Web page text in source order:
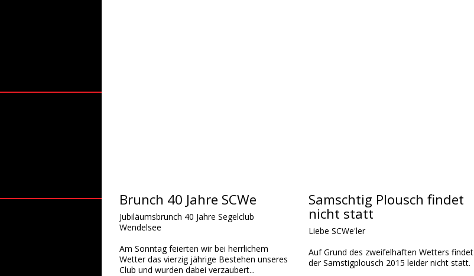
Brunch 40 Jahre SCWe
Jubiläumsbrunch 40 Jahre Segelclub
Wendelsee
Am Sonntag feierten wir bei herrlichem
Wetter das vierzig jährige Bestehen unseres
Club und wurden dabei verzaubert...
Samschtig Plousch findet
nicht statt
Liebe SCWe'ler
Auf Grund des zweifelhaften Wetters findet
der Samstigplousch 2015 leider nicht statt.